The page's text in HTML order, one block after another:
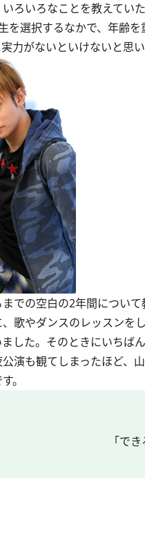
ろいろなことを教えてい
を選択するなかで、年齢
力がないといけないと思
の空白の2年間について
歌やダンスのレッスンを
した。そのときにいちば
演も観てしまったほど、
。
「で